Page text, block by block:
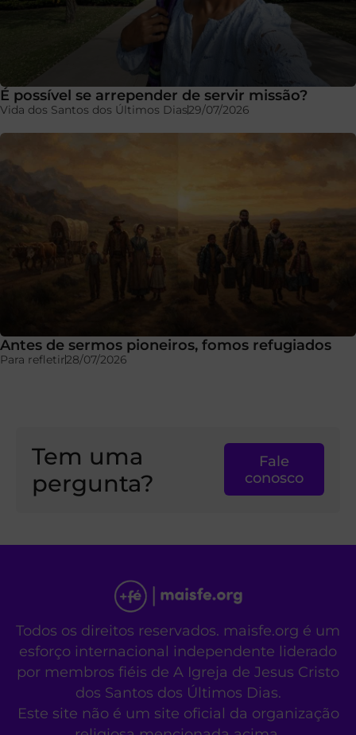
É possível se arrepender de servir missão?
Vida dos Santos dos Últimos Dias29/07/2026
Antes de sermos pioneiros, fomos refugiados
Para refletir28/07/2026
Tem uma
pergunta?
Fale
conosco
Todos os direitos reservados. maisfe.org é um
esforço internacional independente liderado
por membros fiéis de A Igreja de Jesus Cristo
dos Santos dos Últimos Dias.
Este site não é um site oficial da organização